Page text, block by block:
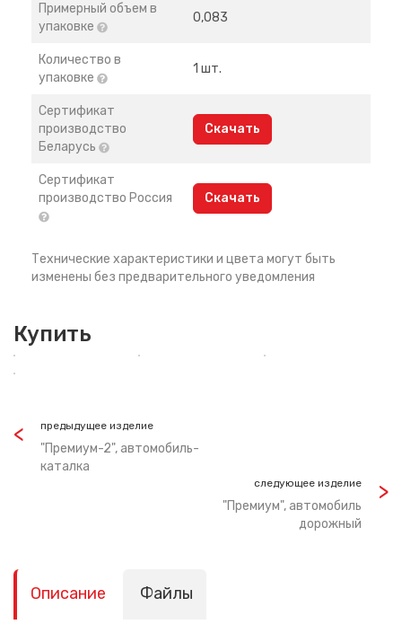
Примерный объем в
упаковке
0,083
Количество в
упаковке
1 шт.
Сертификат
производство
Беларусь
Скачать
Сертификат
производство Россия
Скачать
Технические характеристики и цвета могут быть
изменены без предварительного уведомления
Купить
предыдущее изделие
"Премиум-2", автомобиль-
каталка
следующее изделие
"Премиум", автомобиль
дорожный
Описание Файлы